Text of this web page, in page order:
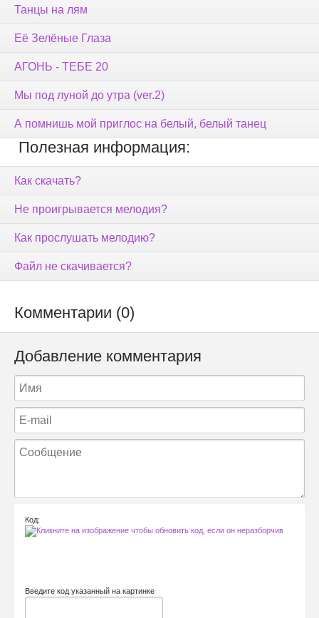
Танцы на лям
Её Зелёные Глаза
АГОНЬ - ТЕБЕ 20
Мы под луной до утра (ver.2)
А помнишь мой приглос на белый, белый танец
Полезная информация:
Как скачать?
Не проигрывается мелодия?
Как прослушать мелодию?
Файл не скачивается?
Комментарии (0)
Добавление комментария
Код:
Введите код указанный на картинке